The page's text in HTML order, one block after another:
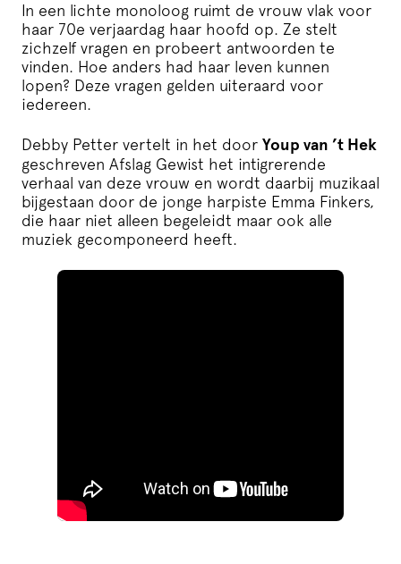
In een lichte monoloog ruimt de vrouw vlak voor
haar 70e verjaardag haar hoofd op. Ze stelt
zichzelf vragen en probeert antwoorden te
vinden. Hoe anders had haar leven kunnen
lopen? Deze vragen gelden uiteraard voor
iedereen.
Debby Petter vertelt in het door Youp van ’t Hek
geschreven Afslag Gewist het intigrerende
verhaal van deze vrouw en wordt daarbij muzikaal
bijgestaan door de jonge harpiste Emma Finkers,
die haar niet alleen begeleidt maar ook alle
muziek gecomponeerd heeft.